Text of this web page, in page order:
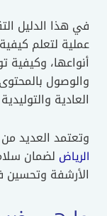
في هذا الدليل
عملية لتعلم
أنواعها،
والوصول
العادية
وتعتمد العديد
الرياض لضمان
الأرشفة وتحسين